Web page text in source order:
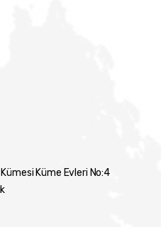
Küme Evleri No:4